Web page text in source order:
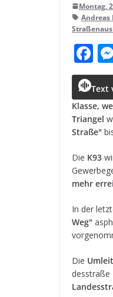
Montag,
Andreas
F
a
c
e
b
o
k
Text
Klasse,
Tri­an­gel
Straße"
Die K93
mehr
In der
Weg"
Die
des­straße